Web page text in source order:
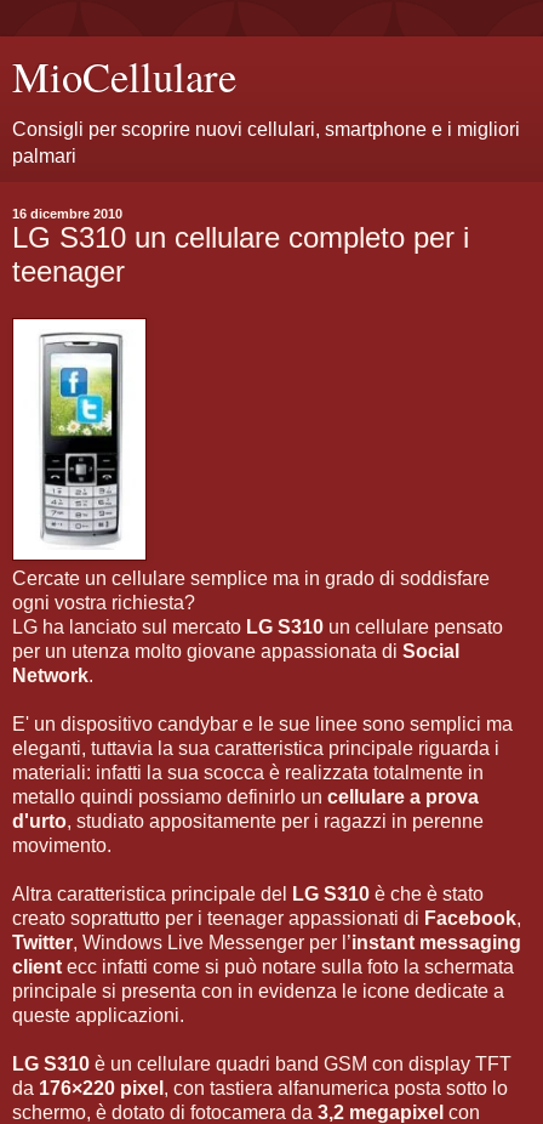
MioCellulare
Consigli per scoprire nuovi cellulari, smartphone e i migliori
palmari
16 dicembre 2010
LG S310 un cellulare completo per i
teenager
Cercate un cellulare semplice ma in grado di soddisfare
ogni vostra richiesta?
LG ha lanciato sul mercato LG S310 un cellulare pensato
per un utenza molto giovane appassionata di Social
Network.
E' un dispositivo candybar e le sue linee sono semplici ma
eleganti, tuttavia la sua caratteristica principale riguarda i
materiali: infatti la sua scocca è realizzata totalmente in
metallo quindi possiamo definirlo un cellulare a prova
d'urto, studiato appositamente per i ragazzi in perenne
movimento.
Altra caratteristica principale del LG S310 è che è stato
creato soprattutto per i teenager appassionati di Facebook,
Twitter, Windows Live Messenger per l’instant messaging
client ecc infatti come si può notare sulla foto la schermata
principale si presenta con in evidenza le icone dedicate a
queste applicazioni.
LG S310 è un cellulare quadri band GSM con display TFT
da 176×220 pixel , con tastiera alfanumerica posta sotto lo
schermo, è dotato di fotocamera da 3,2 megapixel con